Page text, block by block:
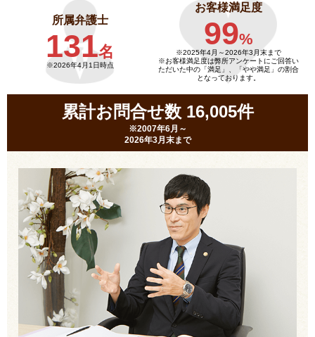
所属弁護士
131名
※2026年4月1日時点
お客様満足度
99%
※2025年4月～2026年3月末まで
※お客様満足度は弊所アンケートにご回答い
ただいた中の「満足」、「やや満足」の割合
となっております。
累計お問合せ数 16,005件
※2007年6月～
2026年3月末まで